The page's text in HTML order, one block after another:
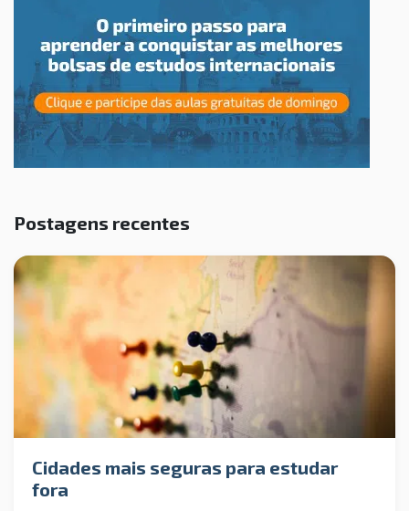
Postagens recentes
Cidades mais seguras para estudar
fora